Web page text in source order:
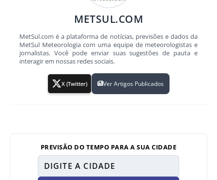
METSUL.COM
MetSul.com é a plataforma de notícias, previsões e dados da
MetSul Meteorologia com uma equipe de meteorologistas e
jornalistas. Você pode enviar suas sugestões de pauta e
interagir em nossas redes sociais.
X (Twitter) Ver Artigos Publicados
PREVISÃO DO TEMPO PARA A SUA CIDADE